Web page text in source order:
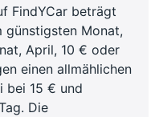
FindYCar beträgt
günstigsten Monat,
April, 10 € oder
einen allmählichen
bei 15 € und
Die